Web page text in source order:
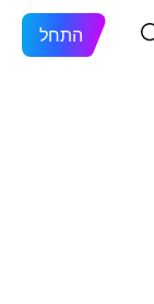
התחל